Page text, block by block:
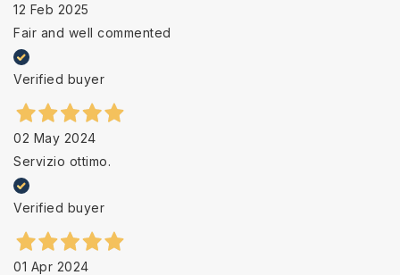
12 Feb 2025
Fair and well commented
Verified buyer
02 May 2024
Servizio ottimo.
Verified buyer
01 Apr 2024